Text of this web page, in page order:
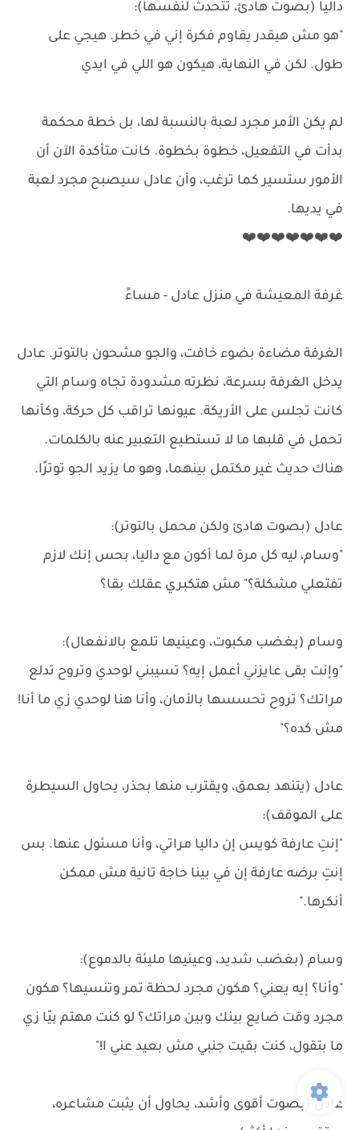
داليا (بصوت هادئ، تتحدث لنفسها):
"هو مش هيقدر يقاوم فكرة إني في خطر. هيجي على
طول. لكن في النهاية، هيكون هو اللي في ايدي
لم يكن الأمر مجرد لعبة بالنسبة لها، بل خطة محكمة
بدأت في التفعيل، خطوة بخطوة. كانت متأكدة الآن أن
الأمور ستسير كما ترغب، وأن عادل سيصبح مجرد لعبة
في يديها.
❤️❤️❤️❤️❤️❤️❤️
غرفة المعيشة في منزل عادل - مساءً
الغرفة مضاءة بضوء خافت، والجو مشحون بالتوتر. عادل
يدخل الغرفة بسرعة، نظرته مشدودة تجاه وسام التي
كانت تجلس على الأريكة. عيونها تراقب كل حركة، وكأنها
تحمل في قلبها ما لا تستطيع التعبير عنه بالكلمات.
هناك حديث غير مكتمل بينهما، وهو ما يزيد الجو توترًا.
عادل (بصوت هادئ ولكن محمل بالتوتر):
"وسام، ليه كل مرة لما أكون مع داليا، بحس إنك لازم
تفتعلي مشكلة؟" مش هتكبري عقلك بقا؟
وسام (بغضب مكبوت، وعينيها تلمع بالانفعال):
"وإنت بقى عايزني أعمل إيه؟ تسيبني لوحدي وتروح تدلع
مراتك؟ تروح تحسسها بالأمان، وأنا هنا لوحدي زي ما أنا!
مش كده؟"
عادل (يتنهد بعمق، ويقترب منها بحذر، يحاول السيطرة
على الموقف):
"إنتِ عارفة كويس إن داليا مراتي، وأنا مسئول عنها. بس
إنتِ برضه عارفة إن في بينا حاجة تانية مش ممكن
أنكرها."
وسام (بغضب شديد، وعينيها مليئة بالدموع):
"وأنا؟ إيه يعني؟ هكون مجرد لحظة تمر وتنسيها؟ هكون
مجرد وقت ضايع بينك وبين مراتك؟ لو كنت مهتم بيّا زي
ما بتقول، كنت بقيت جنبي مش بعيد عني ا!"
عادل (بصوت أقوى وأشد، يحاول أن يثبت مشاعره،